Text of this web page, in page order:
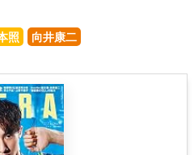
照 向井康二